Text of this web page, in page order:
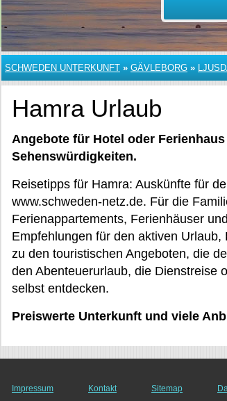
SCHWEDEN UNTERKUNFT » GÄVLEBORG »
Hamra Urlaub
Angebote für Hotel oder
Sehenswürdigkeiten.
Reisetipps für Hamra: Auskünfte für
www.schweden-netz.de. Für die
Ferienappartements, Ferienhäuser
Empfehlungen für den aktiven
zu den touristischen Angeboten, die
den Abenteuerurlaub, die Dienstreise
selbst entdecken.
Preiswerte Unterkunft und viele
Impressum Kontakt Sitemap